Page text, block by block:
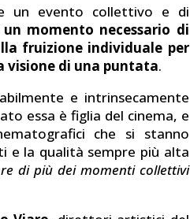
un evento collettivo e di
un momento necessario di
fruizione individuale per
visione di una puntata.
e intrinsecamente
essa è figlia del cinema, e
che si stanno
e la qualità sempre più alta
di più dei momenti collettivi